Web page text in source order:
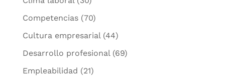
Competencias(70)
Cultura empresarial(44)
Desarrollo profesional(69)
Empleabilidad (21)